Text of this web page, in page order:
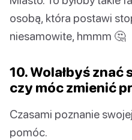
osobą, która postawi
niesamowite, hmmm 🤔
10. Wolałbyś znać
czy móc zmienić
Czasami poznanie
pomóc.